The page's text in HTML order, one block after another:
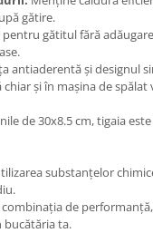
gătire.
pentru gătitul fără
antiaderentă și designul
și în mașina de
de 30x8.5 cm, tigaia
substanțelor
combinația de
ta.